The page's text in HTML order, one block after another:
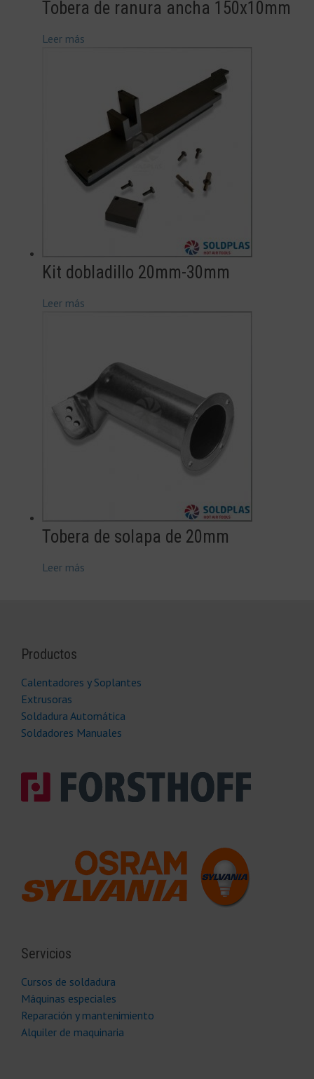
Tobera de ranura ancha 150x10mm
Leer más
Kit dobladillo 20mm-30mm
Leer más
Tobera de solapa de 20mm
Leer más
Productos
Calentadores y Soplantes
Extrusoras
Soldadura Automática
Soldadores Manuales
Servicios
Cursos de soldadura
Máquinas especiales
Reparación y mantenimiento
Alquiler de maquinaria